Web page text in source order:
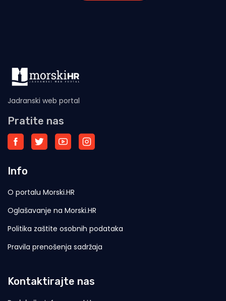
Jadranski web portal
Pratite nas
Info
O portalu Morski.HR
Oglašavanje na Morski.HR
Politika zaštite osobnih podataka
Pravila prenošenja sadržaja
Kontaktirajte nas